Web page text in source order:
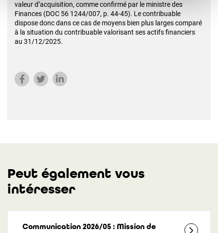
valeur d’acquisition, comme confirmé par le ministre des
Finances (DOC 56 1244/007, p. 44-45). Le contribuable
dispose donc dans ce cas de moyens bien plus larges comparé
à la situation du contribuable valorisant ses actifs financiers
au 31/12/2025.
Peut également vous
intéresser
Communication 2026/05 : Mission de